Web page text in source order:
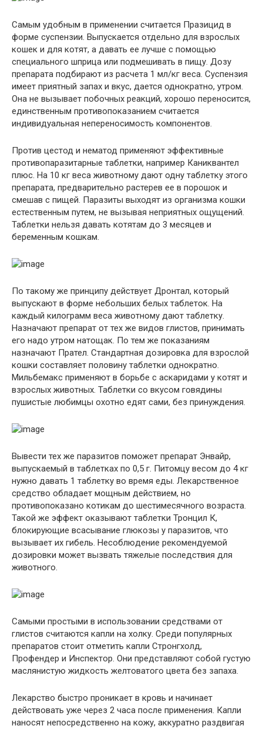
Самым удобным в применении считается Празицид в
форме суспензии. Выпускается отдельно для взрослых
кошек и для котят, а давать ее лучше с помощью
специального шприца или подмешивать в пищу. Дозу
препарата подбирают из расчета 1 мл/кг веса. Суспензия
имеет приятный запах и вкус, дается однократно, утром.
Она не вызывает побочных реакций, хорошо переносится,
единственным противопоказанием считается
индивидуальная непереносимость компонентов.
Против цестод и нематод применяют эффективные
противопаразитарные таблетки, например Каниквантел
плюс. На 10 кг веса животному дают одну таблетку этого
препарата, предварительно растерев ее в порошок и
смешав с пищей. Паразиты выходят из организма кошки
естественным путем, не вызывая неприятных ощущений.
Таблетки нельзя давать котятам до 3 месяцев и
беременным кошкам.
По такому же принципу действует Дронтал, который
выпускают в форме небольших белых таблеток. На
каждый килограмм веса животному дают таблетку.
Назначают препарат от тех же видов глистов, принимать
его надо утром натощак. По тем же показаниям
назначают Прател. Стандартная дозировка для взрослой
кошки составляет половину таблетки однократно.
Мильбемакс применяют в борьбе с аскаридами у котят и
взрослых животных. Таблетки со вкусом говядины
пушистые любимцы охотно едят сами, без принуждения.
Вывести тех же паразитов поможет препарат Энвайр,
выпускаемый в таблетках по 0,5 г. Питомцу весом до 4 кг
нужно давать 1 таблетку во время еды. Лекарственное
средство обладает мощным действием, но
противопоказано котикам до шестимесячного возраста.
Такой же эффект оказывают таблетки Тронцил К,
блокирующие всасывание глюкозы у паразитов, что
вызывает их гибель. Несоблюдение рекомендуемой
дозировки может вызвать тяжелые последствия для
животного.
Самыми простыми в использовании средствами от
глистов считаются капли на холку. Среди популярных
препаратов стоит отметить капли Стронгхолд,
Профендер и Инспектор. Они представляют собой густую
маслянистую жидкость желтоватого цвета без запаха.
Лекарство быстро проникает в кровь и начинает
действовать уже через 2 часа после применения. Капли
наносят непосредственно на кожу, аккуратно раздвигая